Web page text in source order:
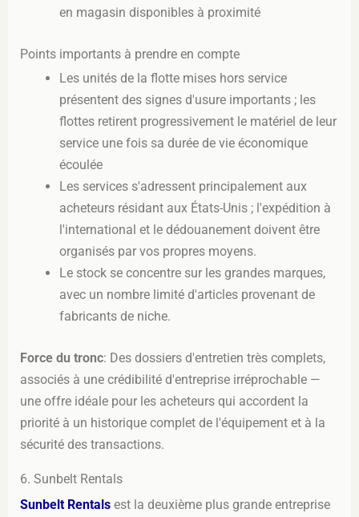
en magasin disponibles à proximité
Points importants à prendre en compte
Les unités de la flotte mises hors service
présentent des signes d'usure importants ; les
flottes retirent progressivement le matériel de leur
service une fois sa durée de vie économique
écoulée
Les services s'adressent principalement aux
acheteurs résidant aux États-Unis ; l'expédition à
l'international et le dédouanement doivent être
organisés par vos propres moyens.
Le stock se concentre sur les grandes marques,
avec un nombre limité d'articles provenant de
fabricants de niche.
Force du tronc: Des dossiers d'entretien très complets,
associés à une crédibilité d'entreprise irréprochable —
une offre idéale pour les acheteurs qui accordent la
priorité à un historique complet de l'équipement et à la
sécurité des transactions.
6. Sunbelt Rentals
Sunbelt Rentals est la deuxième plus grande entreprise